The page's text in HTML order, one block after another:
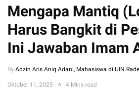
Mengapa Mantiq
Harus Bangkit di
Ini Jawaban Imam
By Adzin Aris Aniq Adani, Mahasiswa di UIN
Oktober 11, 2025
4 Mins read